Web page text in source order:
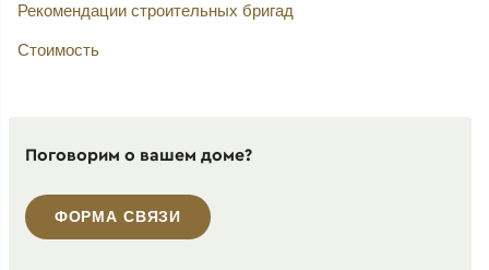
Рекомендации строительных бригад
Стоимость
Поговорим о вашем доме?
ФОРМА СВЯЗИ